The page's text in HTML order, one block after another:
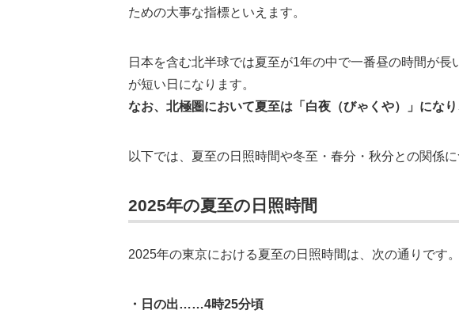
ための大事な指標といえます。
日本を含む北半球では夏至が1年の中で一番昼の時間が
が短い日になります。
なお、北極圏において夏至は「白夜（びゃくや）」にな
以下では、夏至の日照時間や冬至・春分・秋分との関係に
2025年の夏至の日照時間
2025年の東京における夏至の日照時間は、次の通りです。
・日の出……4時25分頃